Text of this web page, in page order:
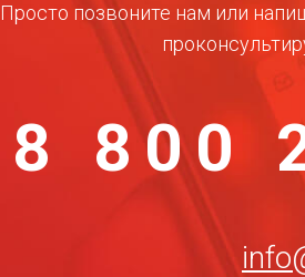
Просто позвоните нам или
8 800